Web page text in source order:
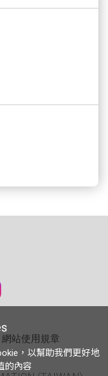
網站使用規章
，以幫助我們更好地
的內容